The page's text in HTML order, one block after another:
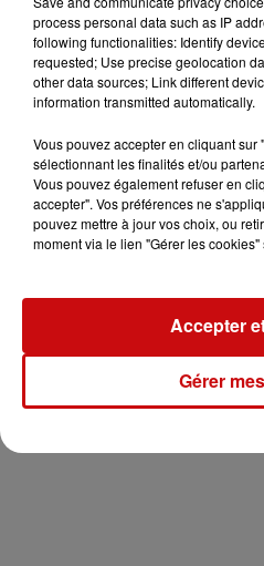
process personal data such as IP
following functionalities: Identify
requested; Use precise geolocation
other data sources; Link different
information transmitted automatically.
Vous pouvez accepter en cliquant sur
sélectionnant les finalités et/ou
Vous pouvez également refuser en
accepter". Vos préférences ne
pouvez mettre à jour vos choix, ou
moment via le lien "Gérer les
Gérer
Accepter